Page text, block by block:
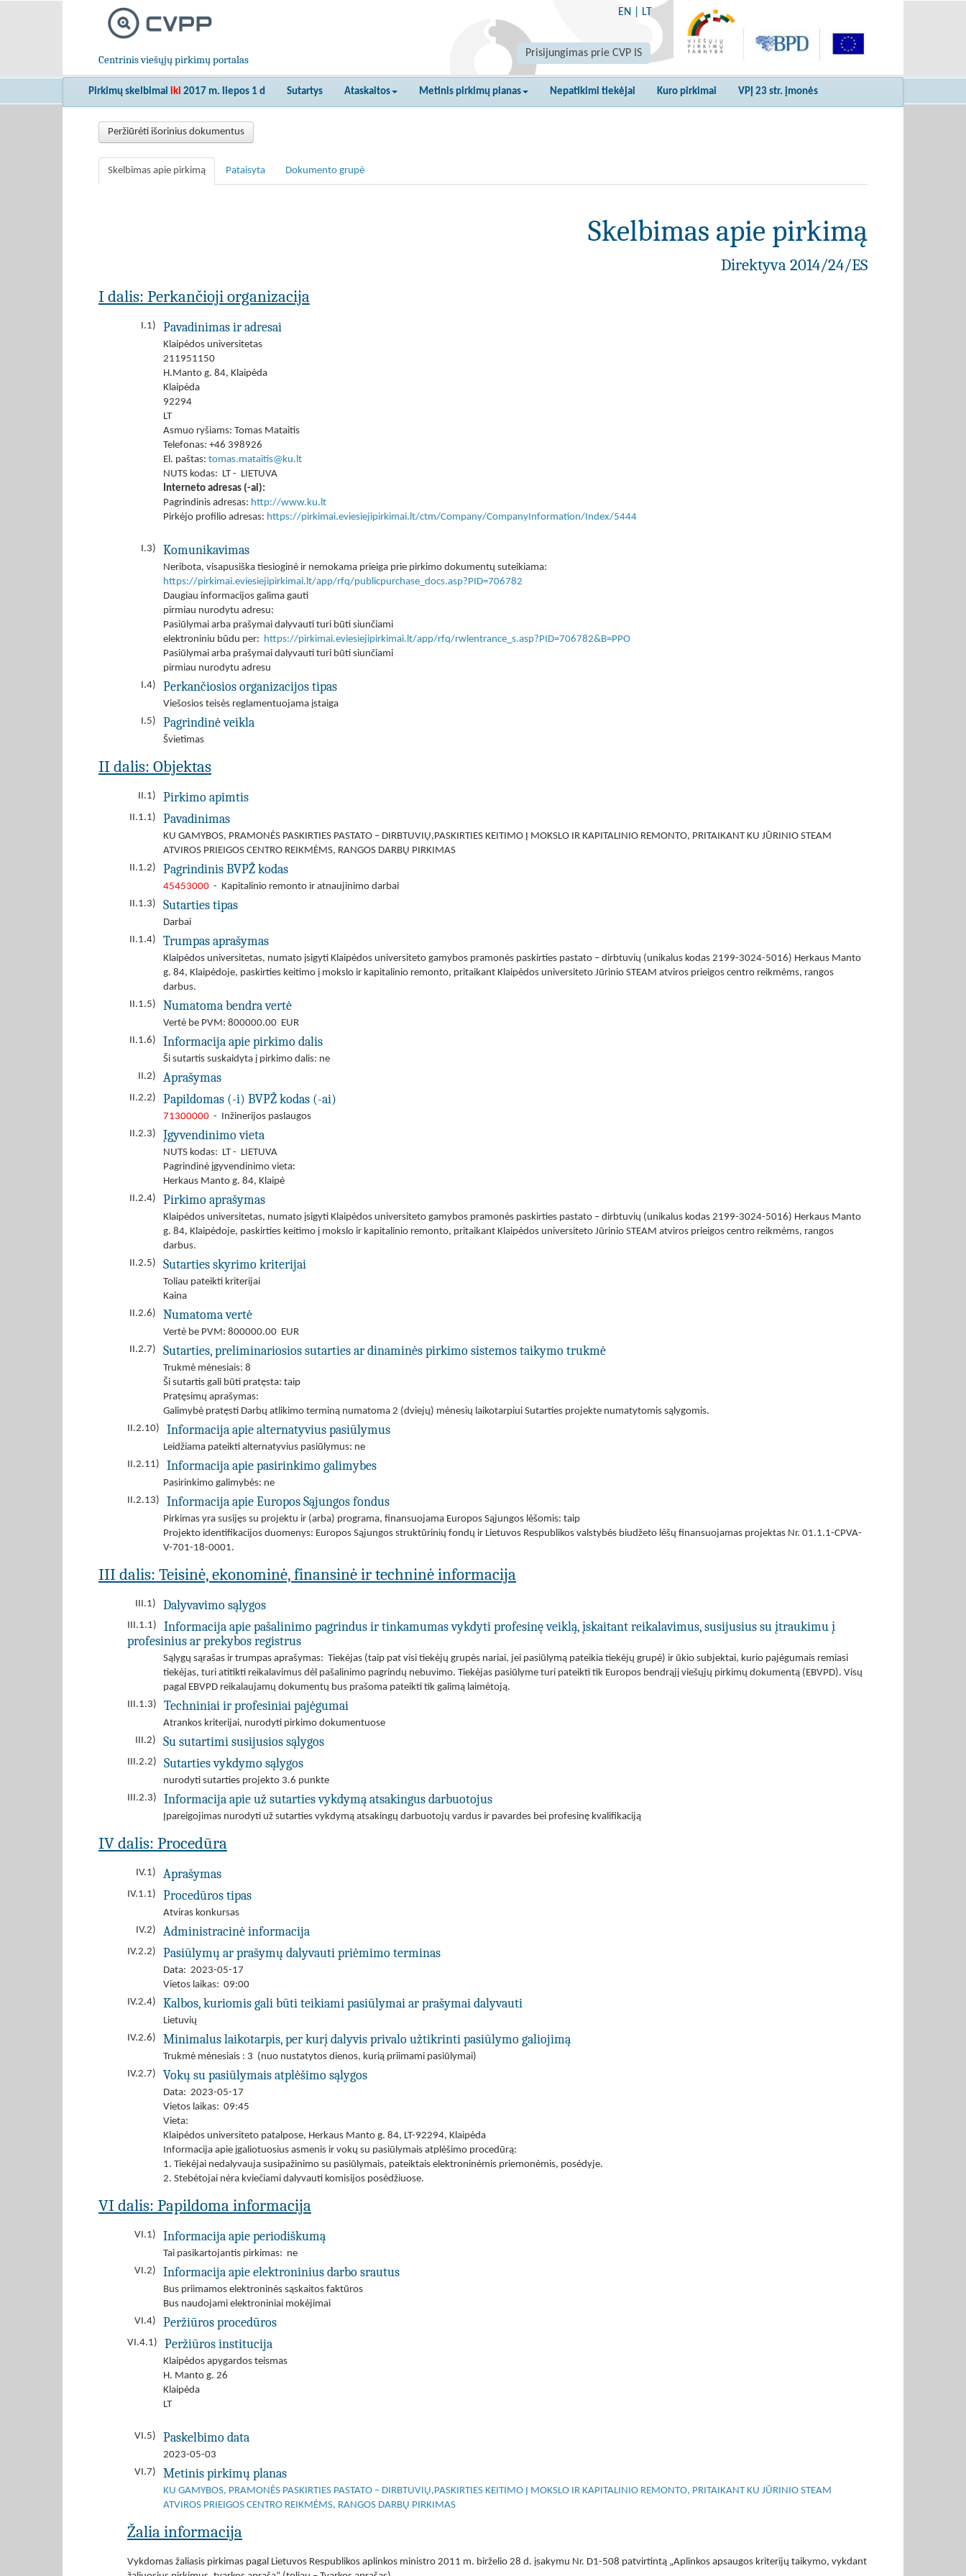
Centrinis viešųjų pirkimų portalas
EN LT
Prisijungimas prie CVP IS
Pirkimų skelbimai iki 2017 m. liepos 1 d Sutartys Ataskaitos Metinis pirkimų planas Nepatikimi tiekėjai Kuro pirkimai VPĮ 23 str. įmonės
Peržiūrėti išorinius dokumentus
Skelbimas apie pirkimą Pataisyta Dokumento grupė
Skelbimas apie pirkimą
Direktyva 2014/24/ES
I dalis: Perkančioji organizacija
I.1) Pavadinimas ir adresai
Klaipėdos universitetas
211951150
H.Manto g. 84, Klaipėda
Klaipėda
92294
LT
Asmuo ryšiams: Tomas Mataitis
Telefonas: +46 398926
El. paštas: tomas.mataitis@ku.lt
NUTS kodas: LT - LIETUVA
Interneto adresas (-ai):
Pagrindinis adresas: http://www.ku.lt
Pirkėjo profilio adresas: https://pirkimai.eviesiejipirkimai.lt/ctm/Company/CompanyInformation/Index/5444
I.3) Komunikavimas
Neribota, visapusiška tiesioginė ir nemokama prieiga prie pirkimo dokumentų suteikiama:
https://pirkimai.eviesiejipirkimai.lt/app/rfq/publicpurchase_docs.asp?PID=706782
Daugiau informacijos galima gauti
pirmiau nurodytu adresu:
Pasiūlymai arba prašymai dalyvauti turi būti siunčiami
elektroniniu būdu per: https://pirkimai.eviesiejipirkimai.lt/app/rfq/rwlentrance_s.asp?PID=706782&B=PPO
Pasiūlymai arba prašymai dalyvauti turi būti siunčiami
pirmiau nurodytu adresu
I.4)
Perkančiosios organizacijos tipas
Viešosios teisės reglamentuojama įstaiga
I.5)
Pagrindinė veikla
Švietimas
II dalis: Objektas
II.1) Pirkimo apimtis
II.1.1) Pavadinimas
KU GAMYBOS, PRAMONĖS PASKIRTIES PASTATO – DIRBTUVIŲ,PASKIRTIES KEITIMO Į MOKSLO IR KAPITALINIO REMONTO, PRITAIKANT KU JŪRINIO STEAM
ATVIROS PRIEIGOS CENTRO REIKMĖMS, RANGOS DARBŲ PIRKIMAS
II.1.2)
Pagrindinis BVPŽ kodas
45453000 - Kapitalinio remonto ir atnaujinimo darbai
II.1.3)
Sutarties tipas
Darbai
II.1.4)
Trumpas aprašymas
Klaipėdos universitetas, numato įsigyti Klaipėdos universiteto gamybos pramonės paskirties pastato – dirbtuvių (unikalus kodas 2199-3024-5016) Herkaus Manto
g. 84, Klaipėdoje, paskirties keitimo į mokslo ir kapitalinio remonto, pritaikant Klaipėdos universiteto Jūrinio STEAM atviros prieigos centro reikmėms, rangos
darbus.
II.1.5)
Numatoma bendra vertė
Vertė be PVM: 800000.00 EUR
II.1.6)
Informacija apie pirkimo dalis
Ši sutartis suskaidyta į pirkimo dalis: ne
II.2)
Aprašymas
II.2.2) Papildomas (-i) BVPŽ kodas (-ai)
71300000 - Inžinerijos paslaugos
II.2.3)
Įgyvendinimo vieta
NUTS kodas: LT - LIETUVA
Pagrindinė įgyvendinimo vieta:
Herkaus Manto g. 84, Klaipė
II.2.4)
Pirkimo aprašymas
Klaipėdos universitetas, numato įsigyti Klaipėdos universiteto gamybos pramonės paskirties pastato – dirbtuvių (unikalus kodas 2199-3024-5016) Herkaus Manto
g. 84, Klaipėdoje, paskirties keitimo į mokslo ir kapitalinio remonto, pritaikant Klaipėdos universiteto Jūrinio STEAM atviros prieigos centro reikmėms, rangos
darbus.
II.2.5)
Sutarties skyrimo kriterijai
Toliau pateikti kriterijai
Kaina
II.2.6)
Numatoma vertė
Vertė be PVM: 800000.00 EUR
II.2.7)
Sutarties, preliminariosios sutarties ar dinaminės pirkimo sistemos taikymo trukmė
Trukmė mėnesiais: 8
Ši sutartis gali būti pratęsta: taip
Pratęsimų aprašymas:
Galimybė pratęsti Darbų atlikimo terminą numatoma 2 (dviejų) mėnesių laikotarpiui Sutarties projekte numatytomis sąlygomis.
II.2.10)
Informacija apie alternatyvius pasiūlymus
Leidžiama pateikti alternatyvius pasiūlymus: ne
II.2.11)
Informacija apie pasirinkimo galimybes
Pasirinkimo galimybės: ne
II.2.13)
Informacija apie Europos Sąjungos fondus
Pirkimas yra susijęs su projektu ir (arba) programa, finansuojama Europos Sąjungos lėšomis: taip
Projekto identifikacijos duomenys: Europos Sąjungos struktūrinių fondų ir Lietuvos Respublikos valstybės biudžeto lėšų finansuojamas projektas Nr. 01.1.1-CPVA-
V-701-18-0001.
III dalis: Teisinė, ekonominė, finansinė ir techninė informacija
III.1) Dalyvavimo sąlygos
III.1.1)
Informacija apie pašalinimo pagrindus ir tinkamumas vykdyti profesinę veiklą, įskaitant reikalavimus, susijusius su įtraukimu į
profesinius ar prekybos registrus
Sąlygų sąrašas ir trumpas aprašymas: Tiekėjas (taip pat visi tiekėjų grupės nariai, jei pasiūlymą pateikia tiekėjų grupė) ir ūkio subjektai, kurio pajėgumais remiasi
tiekėjas, turi atitikti reikalavimus dėl pašalinimo pagrindų nebuvimo. Tiekėjas pasiūlyme turi pateikti tik Europos bendrąjį viešųjų pirkimų dokumentą (EBVPD). Visų
pagal EBVPD reikalaujamų dokumentų bus prašoma pateikti tik galimą laimėtoją.
III.1.3)
Techniniai ir profesiniai pajėgumai
Atrankos kriterijai, nurodyti pirkimo dokumentuose
III.2)
Su sutartimi susijusios sąlygos
III.2.2) Sutarties vykdymo sąlygos
nurodyti sutarties projekto 3.6 punkte
III.2.3)
Informacija apie už sutarties vykdymą atsakingus darbuotojus
Įpareigojimas nurodyti už sutarties vykdymą atsakingų darbuotojų vardus ir pavardes bei profesinę kvalifikaciją
IV dalis: Procedūra
IV.1) Aprašymas
IV.1.1) Procedūros tipas
Atviras konkursas
IV.2)
Administracinė informacija
IV.2.2) Pasiūlymų ar prašymų dalyvauti priėmimo terminas
Data: 2023-05-17
Vietos laikas: 09:00
IV.2.4)
Kalbos, kuriomis gali būti teikiami pasiūlymai ar prašymai dalyvauti
Lietuvių
IV.2.6)
Minimalus laikotarpis, per kurį dalyvis privalo užtikrinti pasiūlymo galiojimą
Trukmė mėnesiais : 3 (nuo nustatytos dienos, kurią priimami pasiūlymai)
IV.2.7)
Vokų su pasiūlymais atplėšimo sąlygos
Data: 2023-05-17
Vietos laikas: 09:45
Vieta:
Klaipėdos universiteto patalpose, Herkaus Manto g. 84, LT-92294, Klaipėda
Informacija apie įgaliotuosius asmenis ir vokų su pasiūlymais atplėšimo procedūrą:
1. Tiekėjai nedalyvauja susipažinimo su pasiūlymais, pateiktais elektroninėmis priemonėmis, posėdyje.
2. Stebėtojai nėra kviečiami dalyvauti komisijos posėdžiuose.
VI dalis: Papildoma informacija
VI.1) Informacija apie periodiškumą
Tai pasikartojantis pirkimas: ne
VI.2)
Informacija apie elektroninius darbo srautus
Bus priimamos elektroninės sąskaitos faktūros
Bus naudojami elektroniniai mokėjimai
VI.4)
Peržiūros procedūros
VI.4.1) Peržiūros institucija
Klaipėdos apygardos teismas
H. Manto g. 26
Klaipėda
LT
VI.5) Paskelbimo data
2023-05-03
VI.7)
Metinis pirkimų planas
KU GAMYBOS, PRAMONĖS PASKIRTIES PASTATO – DIRBTUVIŲ,PASKIRTIES KEITIMO Į MOKSLO IR KAPITALINIO REMONTO, PRITAIKANT KU JŪRINIO STEAM
ATVIROS PRIEIGOS CENTRO REIKMĖMS, RANGOS DARBŲ PIRKIMAS
Žalia informacija
Vykdomas žaliasis pirkimas pagal Lietuvos Respublikos aplinkos ministro 2011 m. birželio 28 d. įsakymu Nr. D1-508 patvirtintą „Aplinkos apsaugos kriterijų taikymo, vykdant